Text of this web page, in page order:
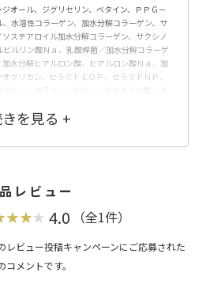
オール、ジグリセリン、ベタイン、ＰＰＧ－
水溶性コラーゲン、加水分解コラーゲン、サ
ステアロイル加水分解コラーゲン、サクシノ
ルリン酸Ｎａ、乳酸桿菌／加水分解コラーゲ
水分解ヒアルロン酸、ヒアルロン酸Ｎａ、加
グリカン、セラミドＥＯＰ、セラミドＮＰ、
キス、クダモノトケイソウ果実エキス、メリ
コルビルリン酸３Ｎａ、イノシトール、ナイ
グリセリルグルコシド、異性化糖、グリコシ
リセリルアミドエチル／メタクリル酸ステア
ム－５１、水添レチノール、スクワラン、ア
レーツ／アクリル酸アルキル（Ｃ１０－３
３デシルテトラデセス－２４、ジメチコン、
レビュー
4.0 （全1件）